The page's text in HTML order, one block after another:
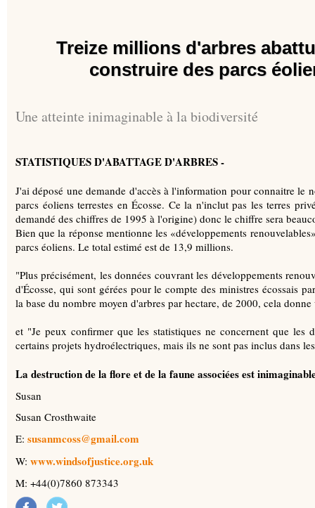
Treize millions d'arbres
construire des parcs
Une atteinte inimaginable à la biodiversité
STATISTIQUES D'ABATTAGE D'ARBRES -
J'ai déposé une demande d'accès à l'information pour connaitre le
parcs éoliens terrestes en Écosse. Ce la n'inclut pas les terres
demandé des chiffres de 1995 à l'origine) donc le chiffre sera
Bien que la réponse mentionne les «développements
parcs éoliens. Le total estimé est de 13,9 millions.
"Plus précisément, les données couvrant les développements
d'Écosse, qui sont gérées pour le compte des ministres écossais
la base du nombre moyen d'arbres par hectare, de 2000, cela
et "Je peux confirmer que les statistiques ne concernent que les
certains projets hydroélectriques, mais ils ne sont pas inclus dans
La destruction de la flore et de la faune associées est
Susan
Susan Crosthwaite
E: susanmcoss@gmail.com
W: www.windsofjustice.org.uk
M: +44(0)7860 873343